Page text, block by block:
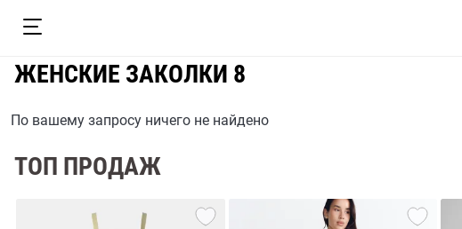
ЖЕНСКИЕ ЗАКОЛКИ 8
По вашему запросу ничего не найдено
ТОП ПРОДАЖ